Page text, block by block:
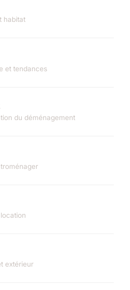
habitat
et tendances
du déménagement
extérieur